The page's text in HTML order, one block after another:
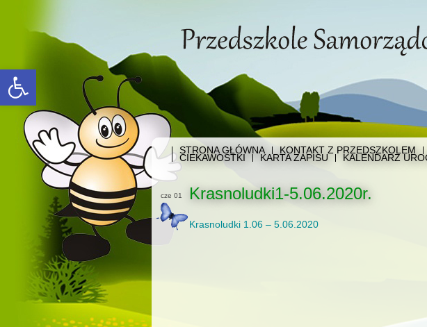
Open toolbar
STRONA GŁÓWNA KONTAKT Z PRZEDSZKOLEM
CIEKAWOSTKI KARTA ZAPISU KALENDARZ
cze 01 Krasnoludki1-5.06.2020r.
Krasnoludki 1.06 – 5.06.2020